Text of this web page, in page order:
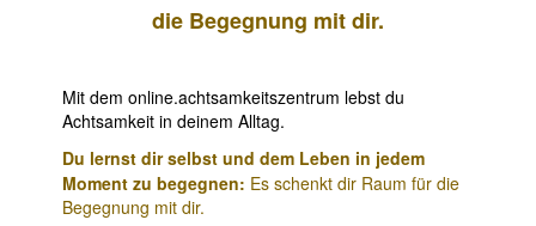
die Begegnung mit dir.
Mit dem online.achtsamkeitszentrum lebst du
Achtsamkeit in deinem Alltag.
Du lernst dir selbst und dem Leben in jedem
Moment zu begegnen: Es schenkt dir Raum für die
Begegnung mit dir.